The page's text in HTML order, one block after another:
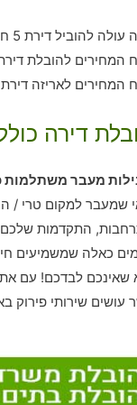
דירת 5 חדרים בבית לחם הגלילית עם חברת הובלה כולל אריזה?
להובלת דירת 5 חדרים בבית לחם הגלילית – בין 2920-3950
לאריזה דירת 5 חדרים בבית לחם הגלילית – בין 2020-3210 ש"ח
דירה
מעבר משתלמות
שמעבר למקום טרי /
התקדמות
כאלה שמשמיעים
שאינכם לבדכם! עם
עושים שירותי פירוק